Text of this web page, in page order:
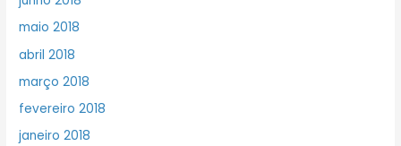
maio 2018
abril 2018
março 2018
fevereiro 2018
janeiro 2018